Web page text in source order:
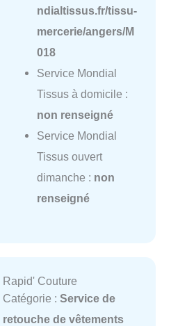
ndialtissus.fr/tissu-
mercerie/angers/M
018
Service Mondial
Tissus à domicile :
non renseigné
Service Mondial
Tissus ouvert
dimanche : non
renseigné
Rapid' Couture
Catégorie : Service de
retouche de vêtements